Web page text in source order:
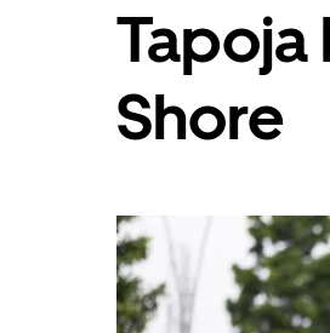
Esc-
painikkeella.
Tapoja
Shore